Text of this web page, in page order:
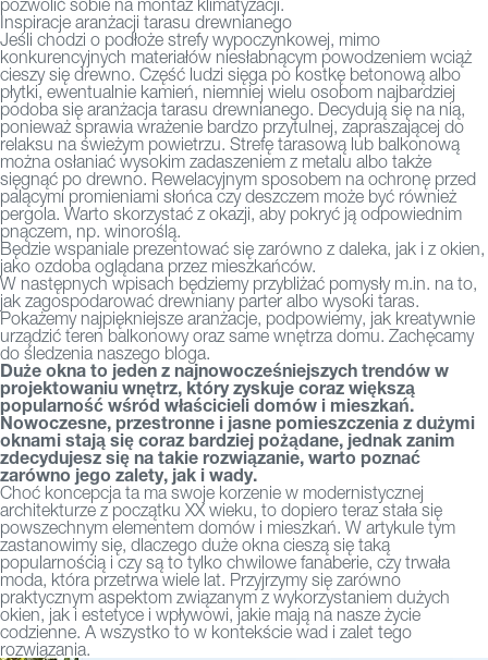
pozwolić sobie na montaż klimatyzacji.
Inspiracje aranżacji tarasu drewnianego
Jeśli chodzi o podłoże strefy wypoczynkowej, mimo
konkurencyjnych materiałów niesłabnącym powodzeniem wciąż
cieszy się drewno. Część ludzi sięga po kostkę betonową albo
płytki, ewentualnie kamień, niemniej wielu osobom najbardziej
podoba się aranżacja tarasu drewnianego. Decydują się na nią,
ponieważ sprawia wrażenie bardzo przytulnej, zapraszającej do
relaksu na świeżym powietrzu. Strefę tarasową lub balkonową
można osłaniać wysokim zadaszeniem z metalu albo także
sięgnąć po drewno. Rewelacyjnym sposobem na ochronę przed
palącymi promieniami słońca czy deszczem może być również
pergola. Warto skorzystać z okazji, aby pokryć ją odpowiednim
pnączem, np. winoroślą.
Będzie wspaniale prezentować się zarówno z daleka, jak i z okien,
jako ozdoba oglądana przez mieszkańców.
W następnych wpisach będziemy przybliżać pomysły m.in. na to,
jak zagospodarować drewniany parter albo wysoki taras.
Pokażemy najpiękniejsze aranżacje, podpowiemy, jak kreatywnie
urządzić teren balkonowy oraz same wnętrza domu. Zachęcamy
do śledzenia naszego bloga.
Duże okna to jeden z najnowocześniejszych trendów w
projektowaniu wnętrz, który zyskuje coraz większą
popularność wśród właścicieli domów i mieszkań.
Nowoczesne, przestronne i jasne pomieszczenia z dużymi
oknami stają się coraz bardziej pożądane, jednak zanim
zdecydujesz się na takie rozwiązanie, warto poznać
zarówno jego zalety, jak i wady.
Choć koncepcja ta ma swoje korzenie w modernistycznej
architekturze z początku XX wieku, to dopiero teraz stała się
powszechnym elementem domów i mieszkań. W artykule tym
zastanowimy się, dlaczego duże okna cieszą się taką
popularnością i czy są to tylko chwilowe fanaberie, czy trwała
moda, która przetrwa wiele lat. Przyjrzymy się zarówno
praktycznym aspektom związanym z wykorzystaniem dużych
okien, jak i estetyce i wpływowi, jakie mają na nasze życie
codzienne. A wszystko to w kontekście wad i zalet tego
rozwiązania.